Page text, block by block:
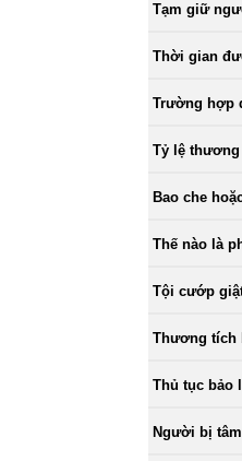
Tạm giữ
Thời gian
Trường hợp
Tỷ lệ
Bao che
Thế nào là
Tội cướp
Thương tích
Thủ tục bảo
Người bị